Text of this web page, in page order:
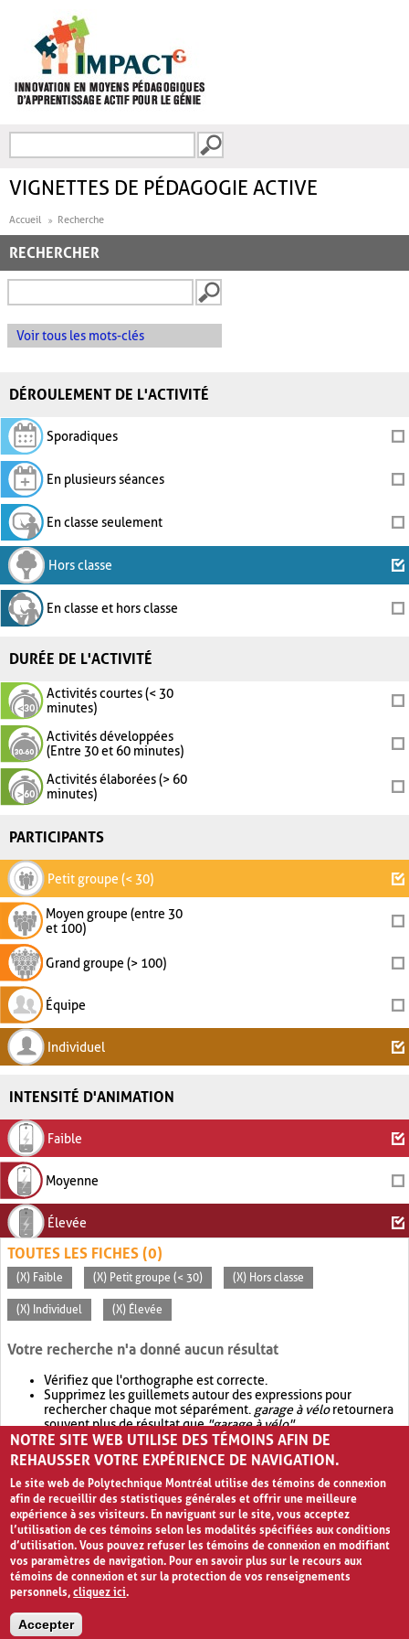
FORMULAIRE DE
VIGNETTES DE PÉDAGOGIE ACTIVE
Accueil Recherche
RECHERCHER
Voir tous les mots-clés
DÉROULEMENT DE L'ACTIVITÉ
Sporadiques
En plusieurs séances
En classe seulement
Hors classe
En classe et hors classe
DURÉE DE L'ACTIVITÉ
Activités courtes (< 30
minutes)
Activités développées
(Entre 30 et 60 minutes)
Activités élaborées (> 60
minutes)
PARTICIPANTS
Petit groupe (< 30)
Moyen groupe (entre 30
et 100)
Grand groupe (> 100)
Équipe
Individuel
INTENSITÉ D'ANIMATION
Faible
Moyenne
Élevée
TOUTES LES FICHES (0)
(X) Faible (X) Petit groupe (< 30) (X) Hors classe
(X) Individuel (X) Élevée
Votre recherche n'a donné aucun résultat
Vérifiez que l'orthographe est correcte.
Supprimez les guillemets autour des expressions pour
rechercher chaque mot séparément. garage à véloretournera
souvent plus de résultat que"garage à vélo".
Envisagez d'élargir votre recherche avec OR.garage OR vélo
retournera souvent plus de résultat quegarage à vélo
NOTRE SITE WEB UTILISE DES TÉMOINS AFIN DE
REHAUSSER VOTRE EXPÉRIENCE DE NAVIGATION.
Le site web de Polytechnique Montréal utilise des témoins de connexion
afin de recueillir des statistiques générales et offrir une meilleure
expérience à ses visiteurs. En naviguant sur le site, vous acceptez
l’utilisation de ces témoins selon les modalités spécifiées aux conditions
d’utilisation. Vous pouvez refuser les témoins de connexion en modifiant
vos paramètres de navigation. Pour en savoir plus sur le recours aux
témoins de connexion et sur la protection de vos renseignements
personnels,cliquez ici.
Accepter